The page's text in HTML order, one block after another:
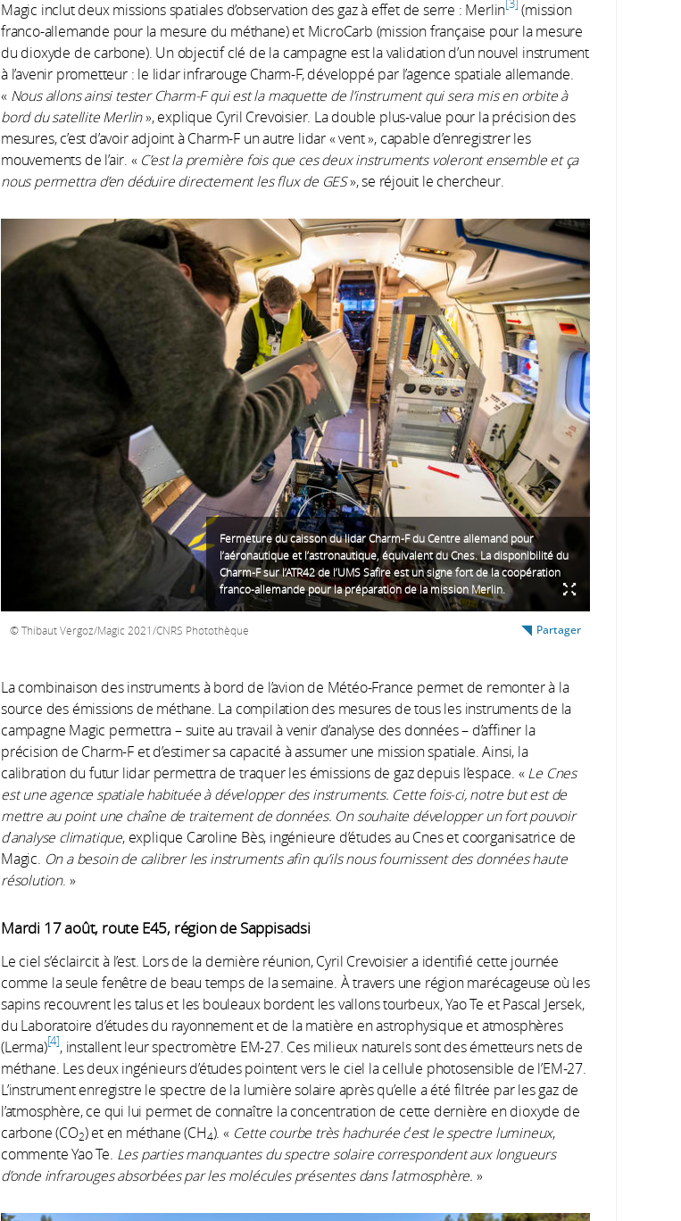
Magic inclut deux missions spatiales d’observation des gaz à effet de serre : Merlin 3 (mission
franco-allemande pour la mesure du méthane) et MicroCarb (mission française pour la mesure
du dioxyde de carbone). Un objectif clé de la campagne est la validation d’un nouvel instrument
à l’avenir prometteur : le lidar infrarouge Charm-F, développé par l’agence spatiale allemande.
« Nous allons ainsi tester Charm-F qui est la maquette de l’instrument qui sera mis en orbite à
bord du satellite Merlin», explique Cyril Crevoisier. La double plus-value pour la précision des
mesures, c’est d’avoir adjoint à Charm-F un autre lidar « vent », capable d’enregistrer les
mouvements de l’air. « C’est la première fois que ces deux instruments voleront ensemble et ça
nous permettra d’en déduire directement les flux de GES», se réjouit le chercheur.
Fermeture du caisson du lidar Charm-F du Centre allemand pour
l’aéronautique et l’astronautique, équivalent du Cnes. La disponibilité du
Charm-F sur l’ATR42 de l’UMS Safire est un signe fort de la coopération
franco-allemande pour la préparation de la mission Merlin.
Thibaut Vergoz/Magic 2021/CNRS Photothèque Partager
La combinaison des instruments à bord de l’avion de Météo-France permet de remonter à la
source des émissions de méthane. La compilation des mesures de tous les instruments de la
campagne Magic permettra – suite au travail à venir d’analyse des données – d’affiner la
précision de Charm-F et d’estimer sa capacité à assumer une mission spatiale. Ainsi, la
calibration du futur lidar permettra de traquer les émissions de gaz depuis l’espace. « Le Cnes
est une agence spatiale habituée à développer des instruments. Cette fois-ci, notre but est de
mettre au point une chaîne de traitement de données. On souhaite développer un fort pouvoir
d’analyse climatique, explique Caroline Bès, ingénieure d’études au Cnes et coorganisatrice de
Magic. On a besoin de calibrer les instruments afin qu’ils nous fournissent des données haute
résolution. »
Mardi 17 août, route E45, région de Sappisadsi
Le ciel s’éclaircit à l’est. Lors de la dernière réunion, Cyril Crevoisier a identifié cette journée
comme la seule fenêtre de beau temps de la semaine. À travers une région marécageuse où les
sapins recouvrent les talus et les bouleaux bordent les vallons tourbeux, Yao Te et Pascal Jersek,
du Laboratoire d’études du rayonnement et de la matière en astrophysique et atmosphères
(Lerma) 4 , installent leur spectromètre EM-27. Ces milieux naturels sont des émetteurs nets de
méthane. Les deux ingénieurs d’études pointent vers le ciel la cellule photosensible de l’EM-27.
L’instrument enregistre le spectre de la lumière solaire après qu’elle a été filtrée par les gaz de
l’atmosphère, ce qui lui permet de connaître la concentration de cette dernière en dioxyde de
carbone (CO2) et en méthane (CH4). « Cette courbe très hachurée c’est le spectre lumineux,
commente Yao Te. Les parties manquantes du spectre solaire correspondent aux longueurs
d’onde infrarouges absorbées par les molécules présentes dans l’atmosphère. »